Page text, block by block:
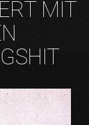
MIT
BLAKE